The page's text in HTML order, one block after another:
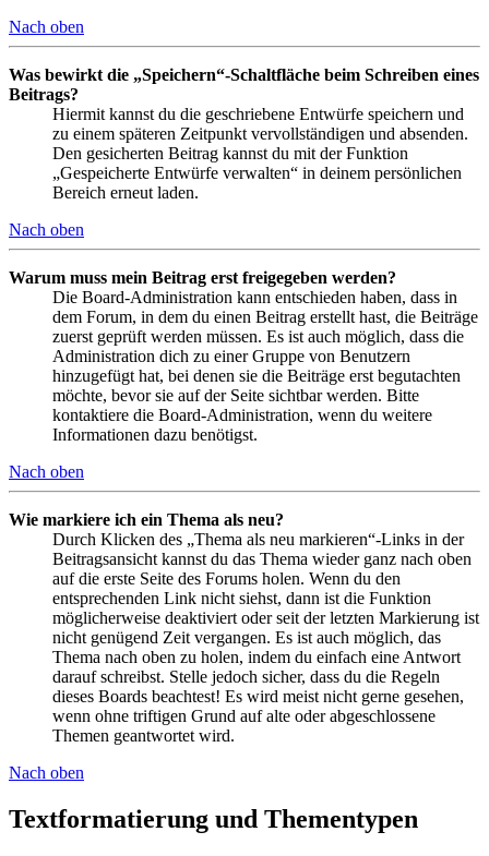
Nach oben
Was bewirkt die „Speichern“-Schaltfläche beim Schreiben eines
Beitrags?
Hiermit kannst du die geschriebene Entwürfe speichern und
zu einem späteren Zeitpunkt vervollständigen und absenden.
Den gesicherten Beitrag kannst du mit der Funktion
„Gespeicherte Entwürfe verwalten“ in deinem persönlichen
Bereich erneut laden.
Nach oben
Warum muss mein Beitrag erst freigegeben werden?
Die Board-Administration kann entschieden haben, dass in
dem Forum, in dem du einen Beitrag erstellt hast, die Beiträge
zuerst geprüft werden müssen. Es ist auch möglich, dass die
Administration dich zu einer Gruppe von Benutzern
hinzugefügt hat, bei denen sie die Beiträge erst begutachten
möchte, bevor sie auf der Seite sichtbar werden. Bitte
kontaktiere die Board-Administration, wenn du weitere
Informationen dazu benötigst.
Nach oben
Wie markiere ich ein Thema als neu?
Durch Klicken des „Thema als neu markieren“-Links in der
Beitragsansicht kannst du das Thema wieder ganz nach oben
auf die erste Seite des Forums holen. Wenn du den
entsprechenden Link nicht siehst, dann ist die Funktion
möglicherweise deaktiviert oder seit der letzten Markierung ist
nicht genügend Zeit vergangen. Es ist auch möglich, das
Thema nach oben zu holen, indem du einfach eine Antwort
darauf schreibst. Stelle jedoch sicher, dass du die Regeln
dieses Boards beachtest! Es wird meist nicht gerne gesehen,
wenn ohne triftigen Grund auf alte oder abgeschlossene
Themen geantwortet wird.
Nach oben
Textformatierung und Thementypen